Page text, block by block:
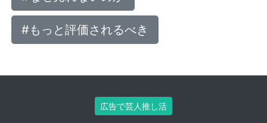
#もっと評価されるべき
広告で芸人推し活